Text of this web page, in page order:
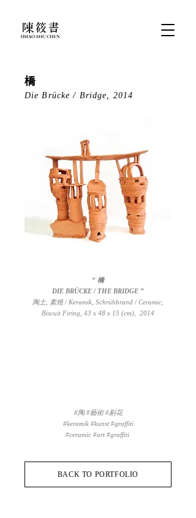
橋
Die Brücke / Bridge, 2014
“ 橋
DIE BRÜCKE / THE BRIDGE ”
陶土, 素燒 / Keramik, Schrühbrand / Ceramic,
Biscuit Firing, 43 x 48 x 15 (cm), 2014
#陶 #藝術 #剔花
#keramik #kunst #graffiti
#ceramic #art #graffiti ​
BACK TO PORTFOLIO